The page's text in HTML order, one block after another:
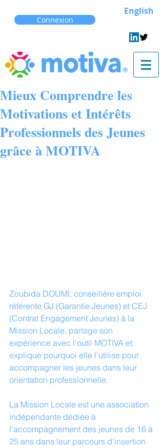
Connexion
English
Mieux Comprendre les
Motivations et Intérêts
Professionnels des Jeunes
grâce à MOTIVA
Zoubida DOUMI, conseillère emploi
référente GJ (Garantie Jeunes) et CEJ
(Contrat Engagement Jeunes) à la
Mission Locale, partage son
expérience avec l'outil MOTIVA et
explique pourquoi elle l'utilise pour
accompagner les jeunes dans leur
orientation professionnelle.
La Mission Locale est une association
indépendante dédiée à
l'accompagnement des jeunes de 16 à
25 ans dans leur parcours d'insertion